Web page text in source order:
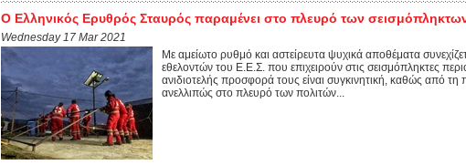
Ο Ελληνικός Ερυθρός Σταυρός παραμένει στο πλευρό των
Wednesday 17 Mar 2021
Με αμείωτο ρυθμό και αστείρευτα ψυχικά αποθέματα
εθελοντών του Ε.Ε.Σ. που επιχειρούν στις σεισμόπληκτες
ανιδιοτελής προσφορά τους είναι συγκινητική, καθώς από τη
ανελλιπώς στο πλευρό των πολιτών...